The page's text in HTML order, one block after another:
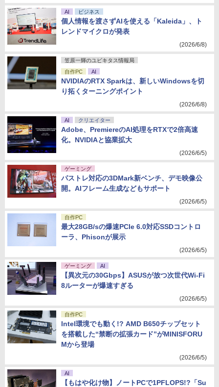
AI ビジネス
個人情報を渡さずAIを使える「Kaleida」、ト
レンドマイクロが発表
(2026/6/8)
笠原一輝のユビキタス情報局
自作PC
AI
NVIDIAのRTX Sparkは、新しいWindowsを切
り拓くターニングポイント
(2026/6/8)
AI クリエイター
Adobe、PremiereのAI処理をRTXで2倍高速
化。NVIDIAと協業拡大
(2026/6/5)
ゲーミング
パストレ対応の3DMark新ベンチ、デモ映像公
開。AIフレーム生成などもサポート
(2026/6/5)
自作PC
最大28GB/sの爆速PCIe 6.0対応SSDコントロ
ーラ、Phisonが展示
(2026/6/5)
ゲーミング AI
【異次元の30Gbps】ASUSが放つ次世代Wi-Fi
8ルーターが爆速すぎる
(2026/6/5)
自作PC
Intel環境でも動く!? AMD B650チップセット
を搭載した“禁断の拡張カード”がMINISFORU
Mから登場
(2026/6/5)
AI
【もはや化け物】ノートPCで1PFLOPS!?「Su